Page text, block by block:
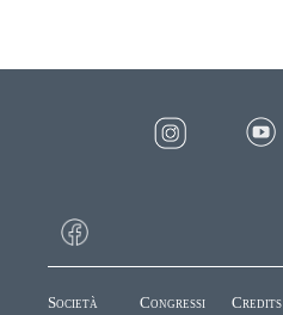
Società Congressi Credits